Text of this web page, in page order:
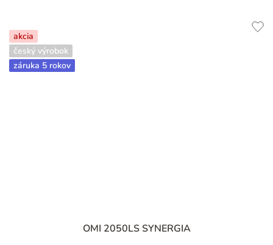
akcia
český výrobok
záruka 5 rokov
OMI 2050LS SYNERGIA